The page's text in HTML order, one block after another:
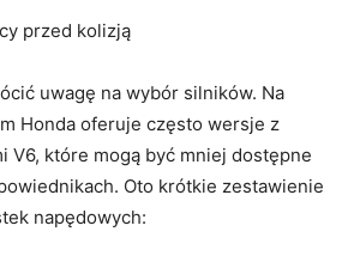
przed kolizją
uwagę na wybór silników. Na
Honda oferuje często wersje z
V6, które mogą być mniej dostępne
Oto krótkie zestawienie
napędowych: